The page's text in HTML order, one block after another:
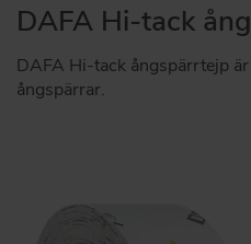
DAFA Hi-tack
DAFA Hi-tack ångspärrtejp
ångspärrar.